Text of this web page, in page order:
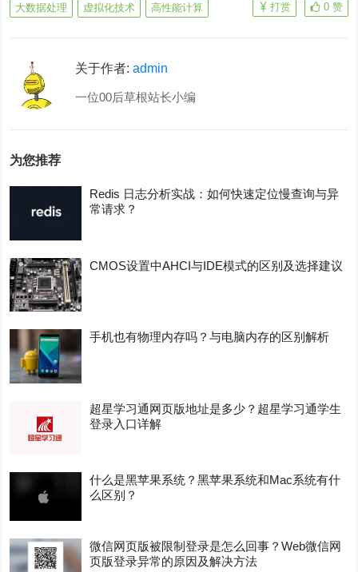
大数据处理 虚拟化技术 高性能计算 0 赞
打赏
关于作者:admin
一位00后草根站长小编
为您推荐
Redis 日志分析实战：如何快速定位慢查询与异
常请求？
CMOS设置中AHCI与IDE模式的区别及选择建议
手机也有物理内存吗？与电脑内存的区别解析
超星学习通网页版地址是多少？超星学习通学生
登录入口详解
什么是黑苹果系统？黑苹果系统和Mac系统有什
么区别？
微信网页版被限制登录是怎么回事？Web微信网
页版登录异常的原因及解决方法